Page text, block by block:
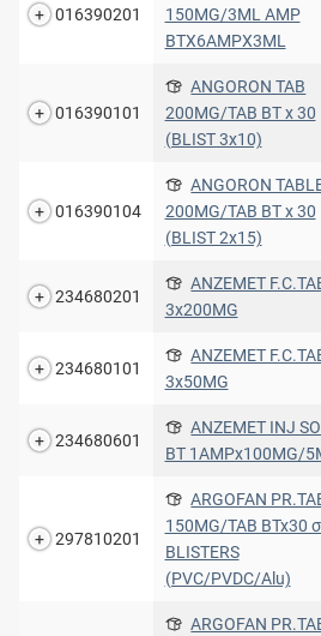
016390201
150MG/3ML AMP
BTX6AMPX3ML
016390101
ANGORON TAB
200MG/TAB BT x 30
(BLIST 3x10)
016390104
ANGORON
200MG/TAB BT x 30
(BLIST 2x15)
234680201
ANZEMET
3x200MG
234680101
ANZEMET
3x50MG
234680601
ANZEMET INJ
BT 1AMPx100MG/
297810201
ARGOFAN
150MG/TAB BTx30
BLISTERS
(PVC/PVDC/Alu)
ARGOFAN